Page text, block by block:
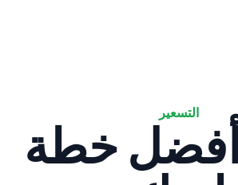
التسعير
أفضل خطة